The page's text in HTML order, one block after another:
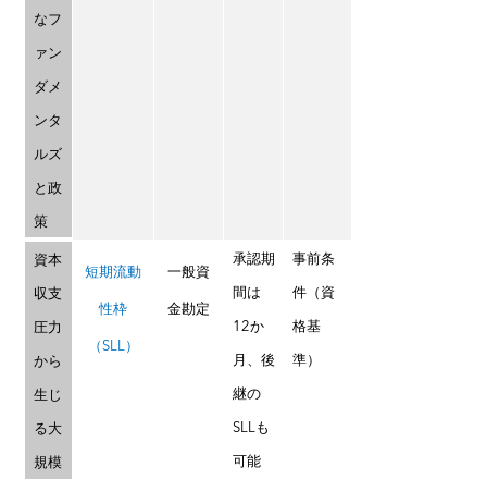
なフ
ァン
ダメ
ンタ
ルズ
と政
策
資本
収支
圧力
から
生じ
る大
規模
短期流動
性枠
（SLL）
一般資
金勘定
承認期
間は
12か
月、後
継の
SLLも
可能
事前条
件（資
格基
準）